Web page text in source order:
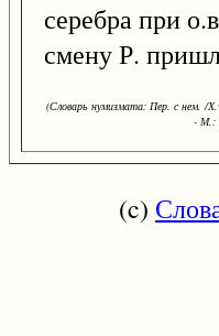
серебра при
смену Р.
(Словарь нумизмата: Пер. с нем. /
- М.:
(c)